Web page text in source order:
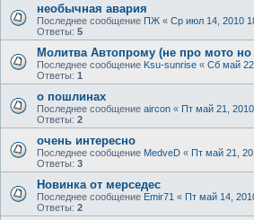
необычная авария
Последнее сообщение ПЖ « Ср июл 14, 2010
Ответы: 5
Молитва Автопрому (не про мото но
Последнее сообщение Ksu-sunrise « Сб май
Ответы: 1
о пошлинах
Последнее сообщение aircon « Пт май 21,
Ответы: 2
очень интересно
Последнее сообщение MedveD « Пт май 21,
Ответы: 3
Новинка от мерседес
Последнее сообщение Emir71 « Пт май 14,
Ответы: 2